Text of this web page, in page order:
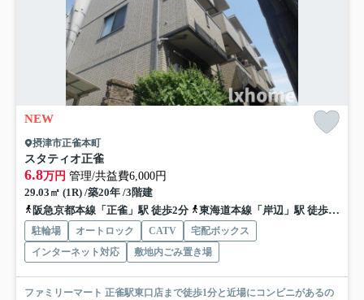
NEW
摂津市正雀本町
スタティオ正雀
6.8万円 管理/共益費6,000円
29.03㎡ (1R) /築20年 /3階建
阪急京都本線「正雀」駅 徒歩2分
東海道本線「岸辺」駅 徒歩9分
駐輪場 オートロック CATV
宅配ボックス
インターネット対応
敷地内ごみ置き場
ファミリーマート 正雀駅東口店まで徒歩1分と近場にコンビニがあるの